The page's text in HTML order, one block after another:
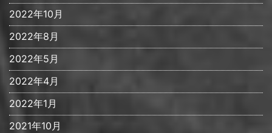
2022年10月
2022年8月
2022年5月
2022年4月
2022年1月
2021年10月